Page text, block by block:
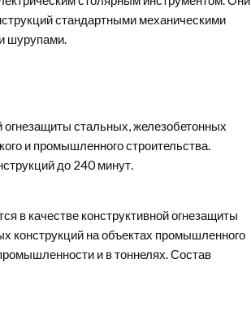
стандартными механическими
шурупами.
огнезащиты стальных, железобетонных
и промышленного строительства.
до 240 минут.
в качестве конструктивной огнезащиты
конструкций на объектах промышленного
и в тоннелях. Состав